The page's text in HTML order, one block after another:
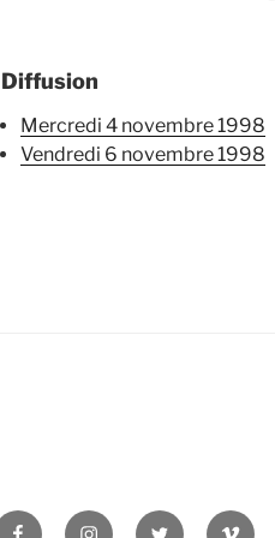
Diffusion
mercredi 4 novembre 1998
vendredi 6 novembre 1998
FacebookInstagramTwitter